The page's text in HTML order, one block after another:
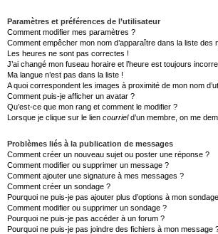
Paramètres et préférences de l’utilisateur
Comment modifier mes paramètres ?
Comment empêcher mon nom d’apparaître dans la liste des
Les heures ne sont pas correctes !
J’ai changé mon fuseau horaire et l’heure est toujours
Ma langue n’est pas dans la liste !
A quoi correspondent les images à proximité de mon nom
Comment puis-je afficher un avatar ?
Qu’est-ce que mon rang et comment le modifier ?
Lorsque je clique sur le lien courrield’un membre, on me
Problèmes liés à la publication de messages
Comment créer un nouveau sujet ou poster une réponse ?
Comment modifier ou supprimer un message ?
Comment ajouter une signature à mes messages ?
Comment créer un sondage ?
Pourquoi ne puis-je pas ajouter plus d’options à mon
Comment modifier ou supprimer un sondage ?
Pourquoi ne puis-je pas accéder à un forum ?
Pourquoi ne puis-je pas joindre des fichiers à mon message